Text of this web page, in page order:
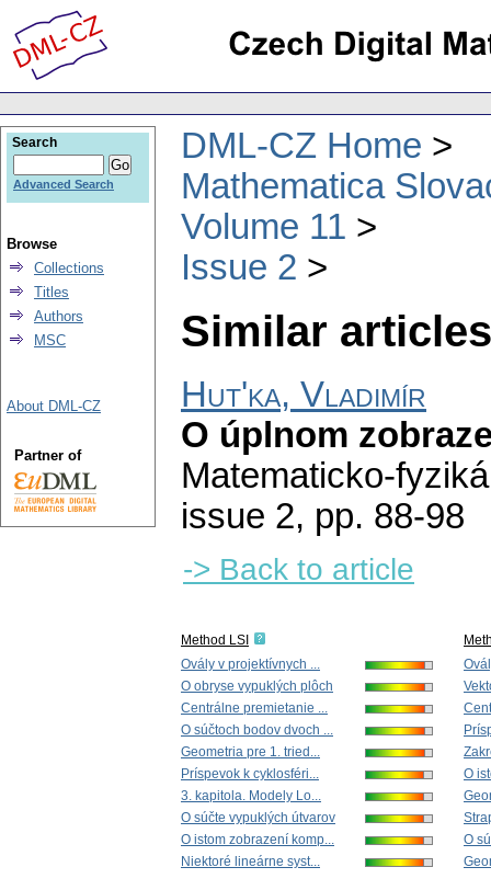
DML-CZ Home
Mathematica
Volume 11
Issue 2
Similar
Hut'ka, Vladimír
O úplnom
Matematicko-
issue 2, pp. 88-98
-> Back to article
Method LSI
Ovály v projektívnych ...
O obryse vypuklých plôch
Centrálne premietanie ...
O súčtoch bodov dvoch ...
Geometria pre 1. tried...
Príspevok k cyklosféri...
3. kapitola. Modely Lo...
O súčte vypuklých útvarov
O istom zobrazení komp...
Niektoré lineárne syst...
O
O
Search
Advanced Search
Browse
Collections
Titles
Authors
MSC
About DML-CZ
Partner of